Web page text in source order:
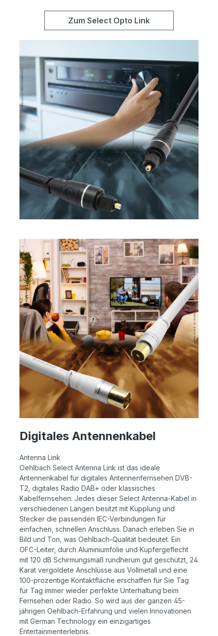
Zum Select Opto Link
Digitales Antennenkabel
Antenna Link
Oehlbach Select Antenna Link ist das ideale
Antennenkabel für digitales Antennenfernsehen DVB-
T2, digitales Radio DAB+ oder klassisches
Kabelfernsehen. Jedes dieser Select Antenna-Kabel in
verschiedenen Längen besitzt mit Kupplung und
Stecker die passenden IEC-Verbindungen für
einfachen, schnellen Anschluss. Danach erleben Sie in
Bild und Ton, was Oehlbach-Qualität bedeutet. Ein
OFC-Leiter, durch Aluminiumfolie und Kupfergeflecht
mit 120 dB Schirmungsmaß rundherum gut geschützt, 24
Karat vergoldete Anschlüsse aus Vollmetall und eine
100-prozentige Kontaktfläche erschaffen für Sie Tag
für Tag immer wieder perfekte Unterhaltung beim
Fernsehen oder Radio. So wird aus der ganzen 45-
jährigen Oehlbach-Erfahrung und vielen Innovationen
mit German Technology ein einzigartiges
Entertainmenterlebnis.